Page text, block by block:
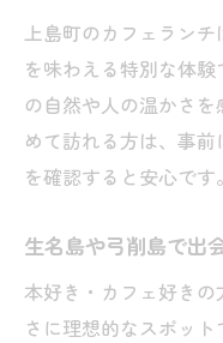
上島町のカフェランチ
を味わえる特別な体
の自然や人の温かさ
めて訪れる方は、事
を確認すると安心です。
生名島や弓削島で出
本好き・カフェ好き
さに理想的なスポッ